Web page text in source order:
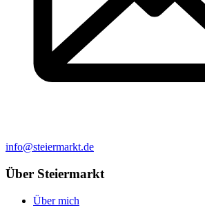
info@steiermarkt.de
Über Steiermarkt
Über mich